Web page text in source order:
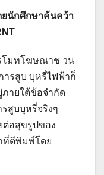
นักศึกษาค้นคว้า
โมทโฆษณาช วน
ารสูบ บุหรี่ไฟฟ้าก็
ภายใต้ข้อจำกัด
สูบบุหรี่จริงๆ
ต่อสุขรูปของ
ที่ตีพิมพ์โดย